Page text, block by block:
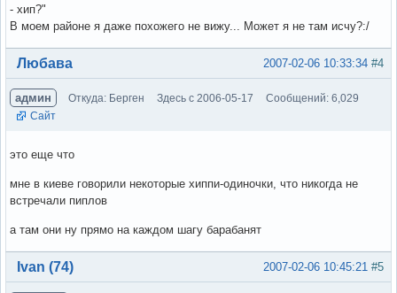
- хип?"
В моем районе я даже похожего не вижу... Может я не там исчу?:/
Вне форума #4
2007-02-06 10:33:34
Любава
админ Откуда: Берген Здесь с 2006-05-17
Сообщений: 6,029
Сайт
это еще что
мне в киеве говорили некоторые хиппи-одиночки, что никогда не
встречали пиплов
а там они ну прямо на каждом шагу барабанят
Вне форума #5
2007-02-06 10:45:21
Ivan (74)